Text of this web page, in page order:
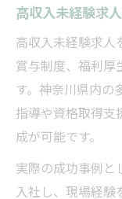
高収入未経験求
高収入未経験求人
賞与制度、福利厚
す。神奈川県内の
指導や資格取得支
成が可能です。
実際の成功事例と
入社し、現場経